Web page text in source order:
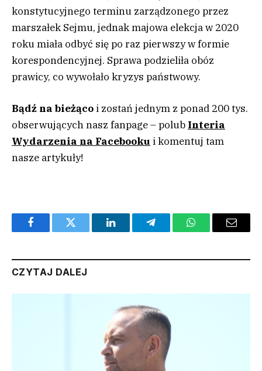
konstytucyjnego terminu zarządzonego przez
marszałek Sejmu, jednak majowa elekcja w 2020
roku miała odbyć się po raz pierwszy w formie
korespondencyjnej. Sprawa podzieliła obóz
prawicy, co wywołało kryzys państwowy.
Bądź na bieżąco i zostań jednym z ponad 200 tys.
obserwujących nasz fanpage – polub Interia
Wydarzenia na Facebooku i komentuj tam
nasze artykuły!
FacebookTwitter LinkedInTelegramWhatsAppEmail
CZYTAJ DALEJ